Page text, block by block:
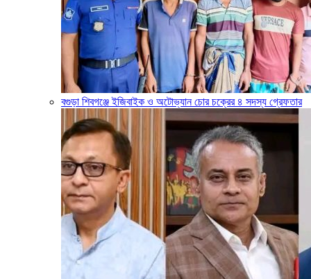
বগুড়া শিবগঞ্জে ইজিবাইক ও অটোভ্যান চোর চক্রের ৪ সদস্য গ্রেফতার